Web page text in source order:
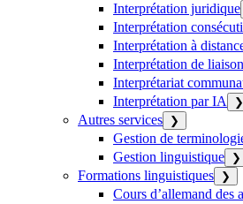
Interprétation juridique
Interprétation
Interprétation à
Interprétation de liaison
Interprétariat
Interprétation par IA ❯
Autres services ❯
Gestion de
Gestion linguistique ❯
Formations linguistiques ❯
Cours d’allemand des